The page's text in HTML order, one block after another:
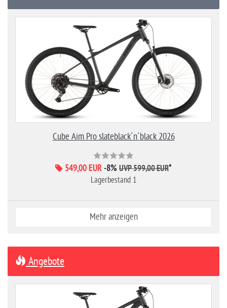
Cube Aim Pro slateblack´n´black 2026
549,00 EUR-8% UVP 599,00 EUR*
Lagerbestand 1
Mehr anzeigen
Angebote